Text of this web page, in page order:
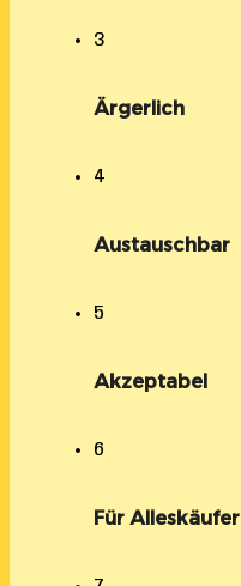
3
Ärgerlich
4
Austauschbar
5
Akzeptabel
6
Für Alleskäufer